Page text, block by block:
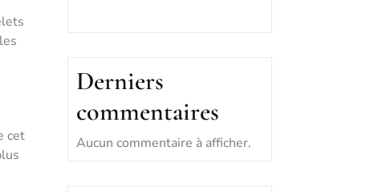
cet
Derniers
commentaires
Aucun commentaire à afficher.